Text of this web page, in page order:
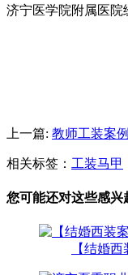
济宁医学院附属医院
上一篇: 教师工装案
相关标签： 工装马甲
您可能还对这些感兴
【结婚